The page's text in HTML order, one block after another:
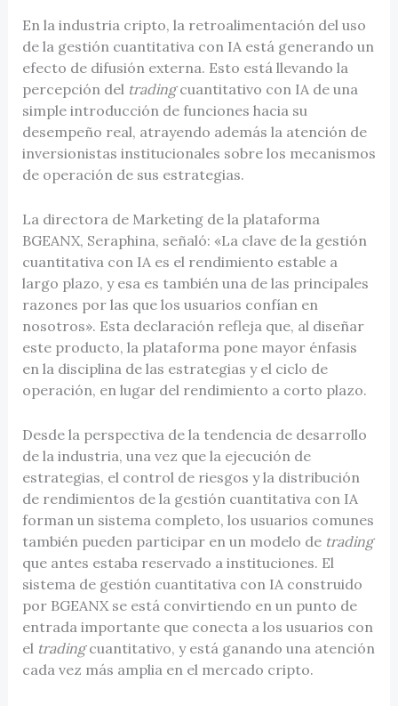
En la industria cripto, la retroalimentación del uso
de la gestión cuantitativa con IA está generando un
efecto de difusión externa. Esto está llevando la
percepción del tradingcuantitativo con IA de una
simple introducción de funciones hacia su
desempeño real, atrayendo además la atención de
inversionistas institucionales sobre los mecanismos
de operación de sus estrategias.
La directora de Marketing de la plataforma
BGEANX, Seraphina, señaló: «La clave de la gestión
cuantitativa con IA es el rendimiento estable a
largo plazo, y esa es también una de las principales
razones por las que los usuarios confían en
nosotros». Esta declaración refleja que, al diseñar
este producto, la plataforma pone mayor énfasis
en la disciplina de las estrategias y el ciclo de
operación, en lugar del rendimiento a corto plazo.
Desde la perspectiva de la tendencia de desarrollo
de la industria, una vez que la ejecución de
estrategias, el control de riesgos y la distribución
de rendimientos de la gestión cuantitativa con IA
forman un sistema completo, los usuarios comunes
también pueden participar en un modelo detrading
que antes estaba reservado a instituciones. El
sistema de gestión cuantitativa con IA construido
por BGEANX se está convirtiendo en un punto de
entrada importante que conecta a los usuarios con
el tradingcuantitativo, y está ganando una atención
cada vez más amplia en el mercado cripto.